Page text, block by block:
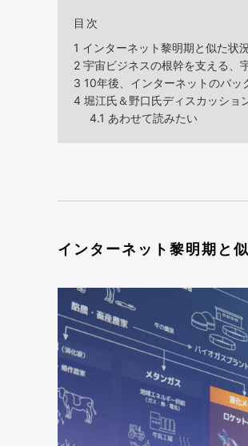
目次
1 インターネット黎明期と似た状
2 宇宙ビジネスの根幹を支える、
3 10年後、インターネットのバ
4 堀江氏＆野口氏ディスカッショ
4.1 あわせて読みたい
インターネット黎明期と